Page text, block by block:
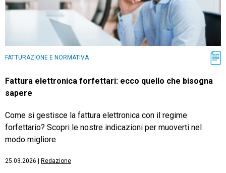
FATTURAZIONE E NORMATIVA
Fattura elettronica forfettari: ecco quello che bisogna
sapere
Come si gestisce la fattura elettronica con il regime
forfettario? Scopri le nostre indicazioni per muoverti nel
modo migliore
25.03.2026 Redazione